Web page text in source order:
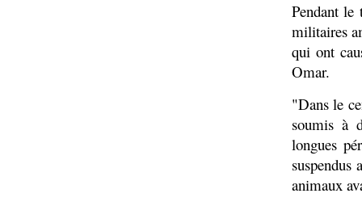
Pendant le
militaires
qui ont
Omar.
"Dans le
soumis à
longues
suspendus
animaux